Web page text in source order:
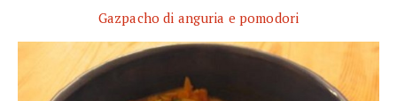
Gazpacho di anguria e pomodori